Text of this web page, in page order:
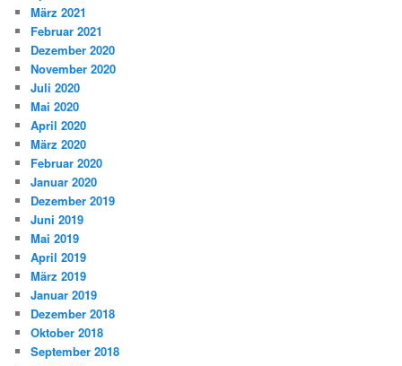
März 2021
Februar 2021
Dezember 2020
November 2020
Juli 2020
Mai 2020
April 2020
März 2020
Februar 2020
Januar 2020
Dezember 2019
Juni 2019
Mai 2019
April 2019
März 2019
Januar 2019
Dezember 2018
Oktober 2018
September 2018